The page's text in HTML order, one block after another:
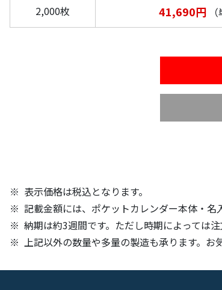
2,000枚 41,690円（
表示価格は税込となります。
記載金額には、ポケットカレンダー本体・名
納期は約3週間です。ただし時期によっては
上記以外の数量や多量の製造も承ります。お